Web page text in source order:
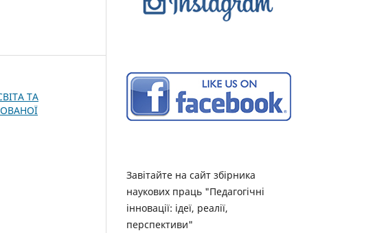
ТА
Завітайте на сайт збірника
наукових праць "Педагогічні
інновації: ідеї, реалії,
перспективи"